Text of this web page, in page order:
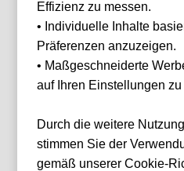
Verfügbare Kategorien (5)
Effizienz zu messen.
• Individuelle Inhalte
Präferenzen anzuzeigen.
• Maßgeschneiderte
auf Ihren Einstellungen
Durch die weitere
stimmen Sie der
gemäß unserer Cookie-